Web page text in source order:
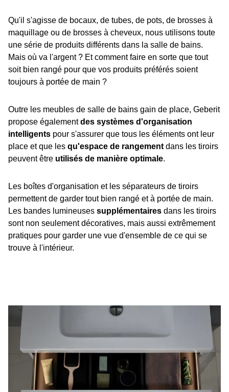
Qu'il s'agisse de bocaux, de tubes, de pots, de brosses à
maquillage ou de brosses à cheveux, nous utilisons toute
une série de produits différents dans la salle de bains.
Mais où va l'argent ? Et comment faire en sorte que tout
soit bien rangé pour que vos produits préférés soient
toujours à portée de main ?
Outre les meubles de salle de bains gain de place, Geberit
propose égalementdes systèmes d'organisation
intelligents pour s'assurer que tous les éléments ont leur
place et que les qu'espace de rangement dans les tiroirs
peuvent être utilisés de manière optimale.
Les boîtes d'organisation et les séparateurs de tiroirs
permettent de garder tout bien rangé et à portée de main.
Les bandes lumineuses supplémentaires dans les tiroirs
sont non seulement décoratives, mais aussi extrêmement
pratiques pour garder une vue d'ensemble de ce qui se
trouve à l'intérieur.